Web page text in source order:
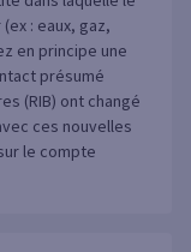
: eaux, gaz,
en principe une
présumé
(RIB) ont changé
ces nouvelles
le compte